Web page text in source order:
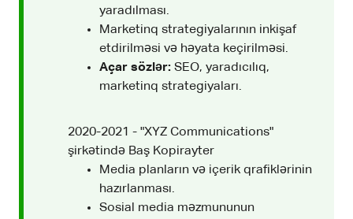
yaradılması.
Marketinq strategiyalarının inkişaf
etdirilməsi və həyata keçirilməsi.
Açar sözlər: SEO, yaradıcılıq,
marketinq strategiyaları.
2020-2021 - "XYZ Communications"
şirkətində Baş Kopirayter
Media planların və içerik qrafiklərinin
hazırlanması.
Sosial media məzmununun